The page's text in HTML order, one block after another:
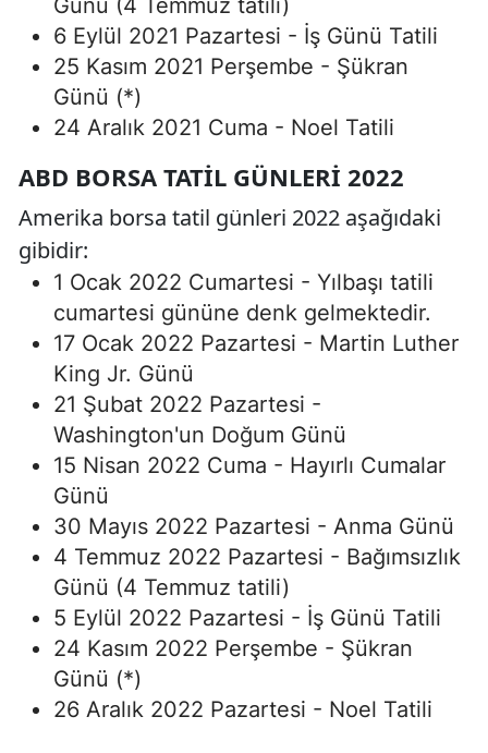
Günü (4 Temmuz tatili)
6 Eylül 2021 Pazartesi - İş Günü Tatili
25 Kasım 2021 Perşembe - Şükran
Günü (*)
24 Aralık 2021 Cuma - Noel Tatili
ABD BORSA TATIL GÜNLERI 2022
Amerika borsa tatil günleri 2022 aşağıdaki
gibidir:
1 Ocak 2022 Cumartesi - Yılbaşı tatili
cumartesi gününe denk gelmektedir.
17 Ocak 2022 Pazartesi - Martin Luther
King Jr. Günü
21 Şubat 2022 Pazartesi -
Washington'un Doğum Günü
15 Nisan 2022 Cuma - Hayırlı Cumalar
Günü
30 Mayıs 2022 Pazartesi - Anma Günü
4 Temmuz 2022 Pazartesi - Bağımsızlık
Günü (4 Temmuz tatili)
5 Eylül 2022 Pazartesi - İş Günü Tatili
24 Kasım 2022 Perşembe - Şükran
Günü (*)
26 Aralık 2022 Pazartesi - Noel Tatili